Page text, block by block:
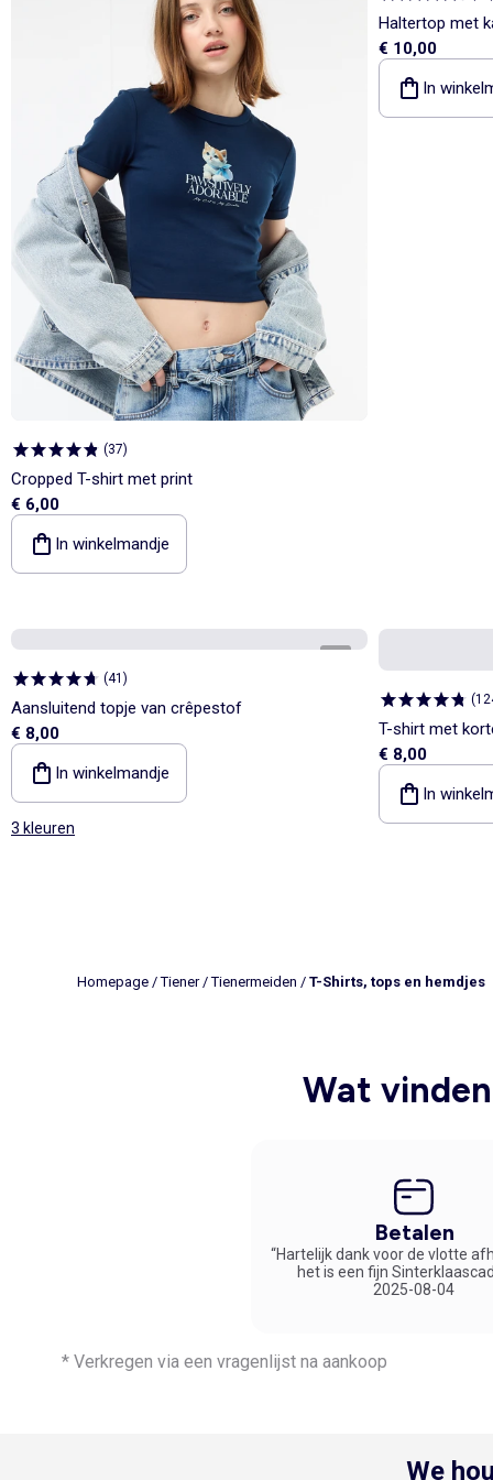
(37)
Cropped T-shirt met print
€ 6,00
In winkelmandje
Haltertop met
€ 10,00
In
(41 )
Aansluitend topje van crêpestof
€ 8,00
In winkelmandje
3 kleuren
(
T-shirt met
bedrukt
€ 8,00
In
Homepage /Tiener/Tienermeiden / T-Shirts, tops en hemdjes
Wat
Betalen
“Hartelijk dank voor de vlotte
het is een fijn
2025-08-04
* Verkregen via een vragenlijst na aankoop
We